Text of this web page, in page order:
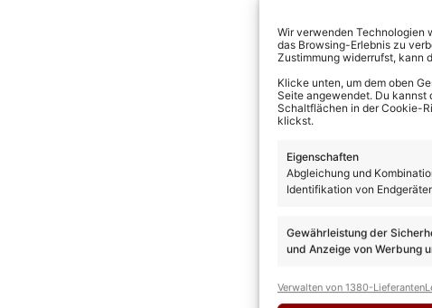
Wir verwenden Technologien
das Browsing-Erlebnis zu
Zustimmung widerrufst, kann
Klicke unten, um dem oben
Seite angewendet. Du kannst
Schaltflächen in der Cookie-
klickst.
Eigenschaften
Abgleichung und
Identifikation von
Gewährleistung der
und Anzeige von Werbung
Verwalten von 1380-Lieferanten